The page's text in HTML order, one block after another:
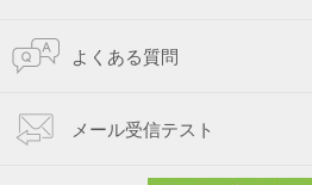
よくある質問
メール受信テスト